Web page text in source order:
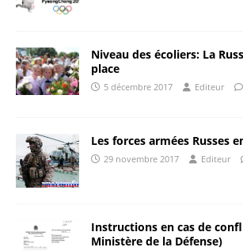
Niveau des écoliers: La
place
5 décembre 2017 Editeur
Les forces armées Russes
29 novembre 2017 Editeur
Instructions en cas de
Ministère de la Défense)